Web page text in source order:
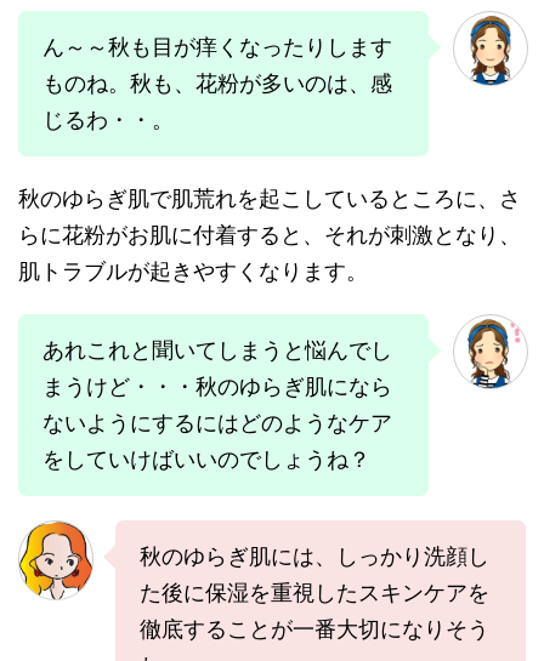
ん～～秋も目が痒くなったりします
ものね。秋も、花粉が多いのは、感
じるわ・・。
秋のゆらぎ肌で肌荒れを起こしているところに、さ
らに花粉がお肌に付着すると、それが刺激となり、
肌トラブルが起きやすくなります。
あれこれと聞いてしまうと悩んでし
まうけど・・・秋のゆらぎ肌になら
ないようにするにはどのようなケア
をしていけばいいのでしょうね？
秋のゆらぎ肌には、しっかり洗顔し
た後に保湿を重視したスキンケアを
徹底することが一番大切になりそう